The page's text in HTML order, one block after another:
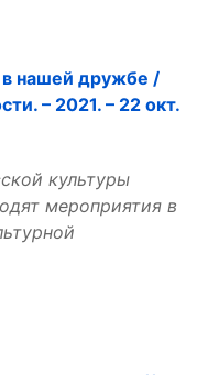
нашей дружбе /
– 2021. – 22 окт.
культуры
мероприятия в